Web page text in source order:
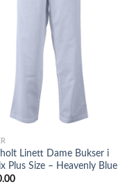
Linett Dame Bukser i
Plus Size – Heavenly Blue